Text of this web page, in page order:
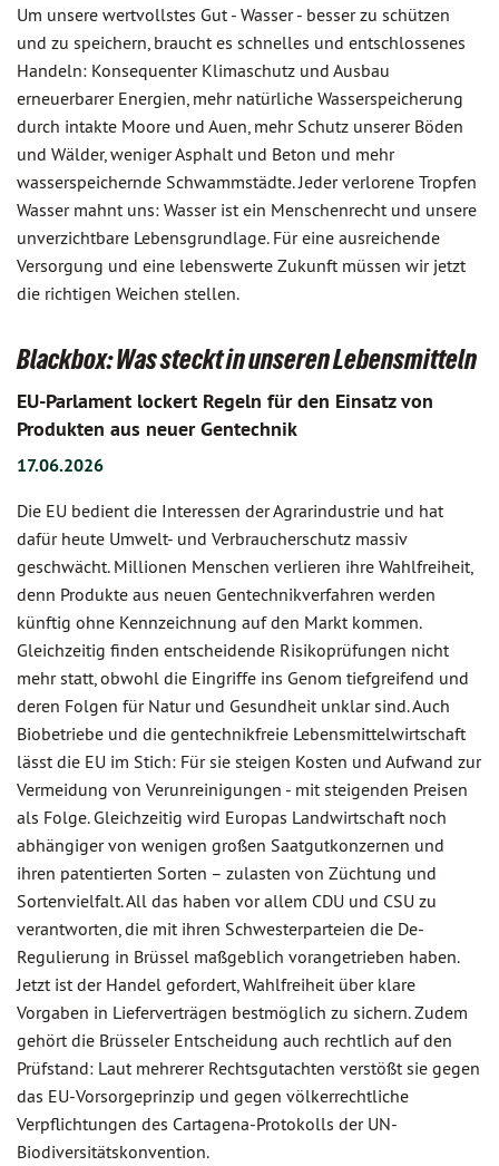
Um unsere wertvollstes Gut - Wasser - besser zu schützen
und zu speichern, braucht es schnelles und entschlossenes
Handeln: Konsequenter Klimaschutz und Ausbau
erneuerbarer Energien, mehr natürliche Wasserspeicherung
durch intakte Moore und Auen, mehr Schutz unserer Böden
und Wälder, weniger Asphalt und Beton und mehr
wasserspeichernde Schwammstädte. Jeder verlorene Tropfen
Wasser mahnt uns: Wasser ist ein Menschenrecht und unsere
unverzichtbare Lebensgrundlage. Für eine ausreichende
Versorgung und eine lebenswerte Zukunft müssen wir jetzt
die richtigen Weichen stellen.
Blackbox: Was steckt in unseren Lebensmitteln
EU-Parlament lockert Regeln für den Einsatz von
Produkten aus neuer Gentechnik
17.06.2026
Die EU bedient die Interessen der Agrarindustrie und hat
dafür heute Umwelt- und Verbraucherschutz massiv
geschwächt. Millionen Menschen verlieren ihre Wahlfreiheit,
denn Produkte aus neuen Gentechnikverfahren werden
künftig ohne Kennzeichnung auf den Markt kommen.
Gleichzeitig finden entscheidende Risikoprüfungen nicht
mehr statt, obwohl die Eingriffe ins Genom tiefgreifend und
deren Folgen für Natur und Gesundheit unklar sind. Auch
Biobetriebe und die gentechnikfreie Lebensmittelwirtschaft
lässt die EU im Stich: Für sie steigen Kosten und Aufwand zur
Vermeidung von Verunreinigungen - mit steigenden Preisen
als Folge. Gleichzeitig wird Europas Landwirtschaft noch
abhängiger von wenigen großen Saatgutkonzernen und
ihren patentierten Sorten – zulasten von Züchtung und
Sortenvielfalt. All das haben vor allem CDU und CSU zu
verantworten, die mit ihren Schwesterparteien die De-
Regulierung in Brüssel maßgeblich vorangetrieben haben.
Jetzt ist der Handel gefordert, Wahlfreiheit über klare
Vorgaben in Lieferverträgen bestmöglich zu sichern. Zudem
gehört die Brüsseler Entscheidung auch rechtlich auf den
Prüfstand: Laut mehrerer Rechtsgutachten verstößt sie gegen
das EU-Vorsorgeprinzip und gegen völkerrechtliche
Verpflichtungen des Cartagena-Protokolls der UN-
Biodiversitätskonvention.